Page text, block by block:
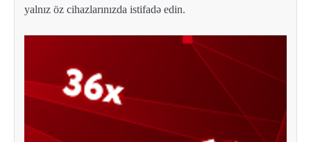
yalnız öz cihazlarınızda istifadə edin.